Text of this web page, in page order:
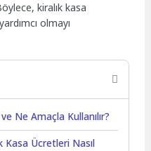
kiralık kasa
olmayı
Ne Amaçla Kullanılır?
Kasa Ücretleri Nasıl